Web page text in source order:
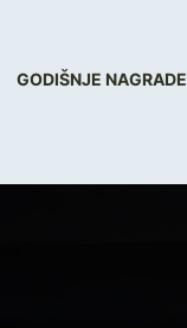
GODIŠNJE NAGRADE